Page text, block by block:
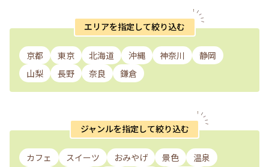
エリアを指定して絞り込む
京都 東京 北海道 沖縄 神奈川
静岡
山梨
長野 奈良 鎌倉
ジャンルを指定して絞り込む
カフェ スイーツ おみやげ 景色
温泉